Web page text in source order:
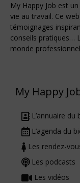
My Happy Job est
vie au travail. Ce
témoignages
conseils pratiques…
monde
My Happy
L’annuaire
L’agenda du
Les rendez-
Les podcasts
Les vidéos